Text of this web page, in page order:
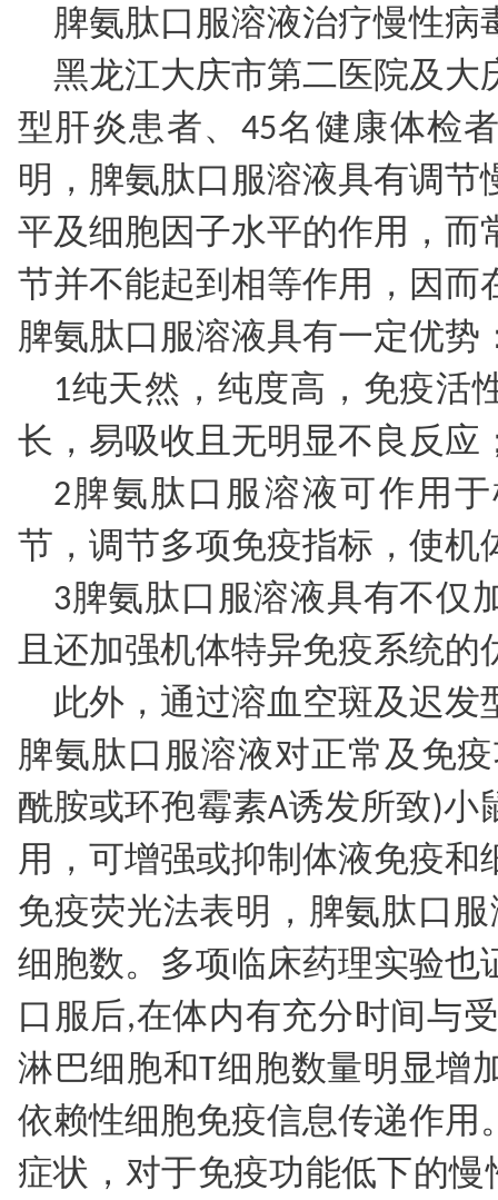
脾氨肽口服溶液治疗慢性病
黑龙江大庆市第二医院及大
型肝炎患者、45名健康体检
明，脾氨肽口服溶液具有调节
平及细胞因子水平的作用，而
节并不能起到相等作用，因而
脾氨肽口服溶液具有一定优势
1纯天然，纯度高，免疫活
长，易吸收且无明显不良反应
2脾氨肽口服溶液可作用
节，调节多项免疫指标，使机
3脾氨肽口服溶液具有不仅
且还加强机体特异免疫系统的
此外，通过溶血空斑及迟发
脾氨肽口服溶液对正常及免
酰胺或环孢霉素A诱发所致)小
用，可增强或抑制体液免疫和
免疫荧光法表明，脾氨肽口
细胞数。多项临床药理实验也
口服后,在体内有充分时间与
淋巴细胞和T细胞数量明显增
依赖性细胞免疫信息传递作用
症状，对于免疫功能低下的